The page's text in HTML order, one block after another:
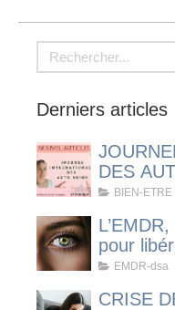
Rechercher
Derniers articles
DES
BIEN-ETRE
pour
apaiser
EMDR-dsa
CRISE